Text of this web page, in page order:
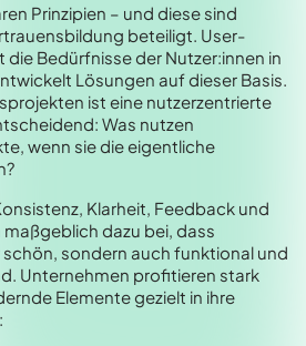
Prinzipien – und diese sind
beteiligt. User-
Bedürfnisse der Nutzer:innen in
Lösungen auf dieser Basis.
ist eine nutzerzentrierte
Was nutzen
wenn sie die eigentliche
Klarheit, Feedback und
dazu bei, dass
sondern auch funktional und
Unternehmen profitieren stark
Elemente gezielt in ihre